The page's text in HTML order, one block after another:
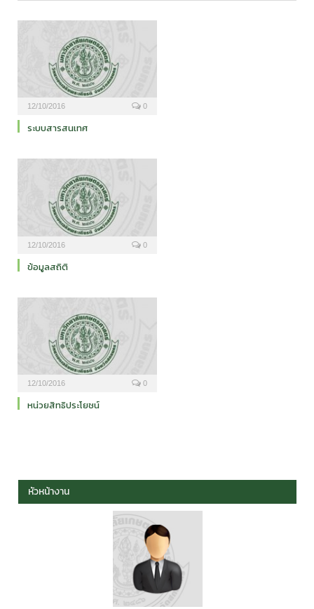
12/10/2016 0
ระบบสารสนเทศ
12/10/2016 0
ข้อมูลสถิติ
12/10/2016 0
หน่วยสิทธิประโยชน์
หัวหน้างาน